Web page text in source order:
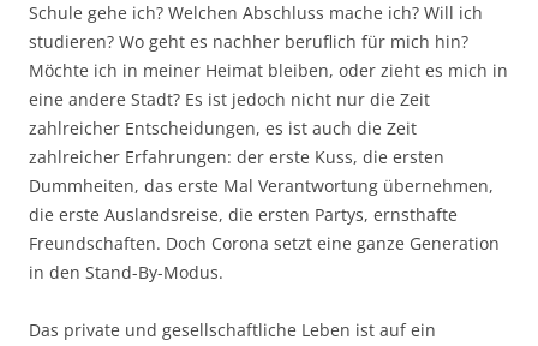
Schule gehe ich? Welchen Abschluss mache ich? Will ich
studieren? Wo geht es nachher beruflich für mich hin?
Möchte ich in meiner Heimat bleiben, oder zieht es mich in
eine andere Stadt? Es ist jedoch nicht nur die Zeit
zahlreicher Entscheidungen, es ist auch die Zeit
zahlreicher Erfahrungen: der erste Kuss, die ersten
Dummheiten, das erste Mal Verantwortung übernehmen,
die erste Auslandsreise, die ersten Partys, ernsthafte
Freundschaften. Doch Corona setzt eine ganze Generation
in den Stand-By-Modus.
Das private und gesellschaftliche Leben ist auf ein